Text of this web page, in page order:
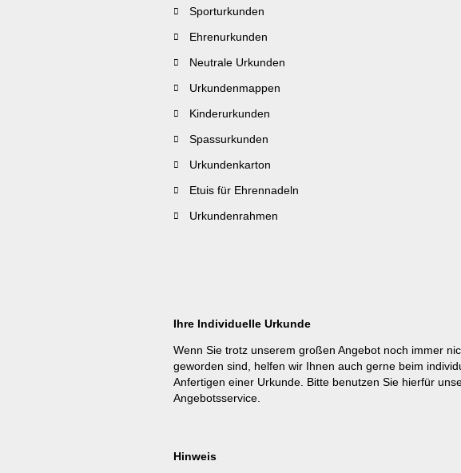
Sporturkunden
Ehrenurkunden
Neutrale Urkunden
Urkundenmappen
Kinderurkunden
Spassurkunden
Urkundenkarton
Etuis für Ehrennadeln
Urkundenrahmen
Ihre Individuelle Urkunde
Wenn Sie trotz unserem großen Angebot noch immer
geworden sind, helfen wir Ihnen auch gerne beim
Anfertigen einer Urkunde. Bitte benutzen Sie hierfür
Angebotsservice
Hinweis